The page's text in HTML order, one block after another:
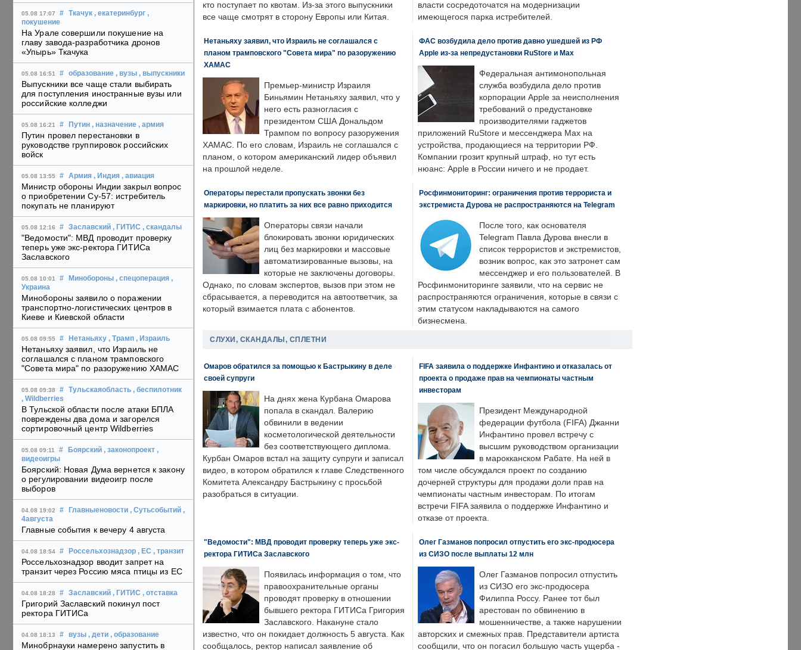
05.08 17:07 # Ткачук , екатеринбург ,
покушение
На Урале совершили покушение на
главу завода-разработчика дронов
«Упырь» Ткачука
05.08 16:51 # образование , вузы , выпускники
Выпускники все чаще стали выбирать
для поступления иностранные вузы или
российские колледжи
05.08 16:21 # Путин , назначение , армия
Путин провел перестановки в
руководстве группировок российских
войск
05.08 13:55 # Армия , Индия , авиация
Министр обороны Индии закрыл вопрос
о приобретении Су-57: истребитель
покупать не планируют
05.08 12:16 # Заславский , ГИТИС , скандалы
"Ведомости": МВД проводит проверку
теперь уже экс-ректора ГИТИСа
Заславского
05.08 10:01 # Минобороны , спецоперация ,
Украина
Минобороны заявило о поражении
транспортно-логистических центров в
Киеве и Киевской области
05.08 09:55 # Нетаньяху , Трамп , Израиль
Нетаньяху заявил, что Израиль не
соглашался с планом трамповского
"Совета мира" по разоружению ХАМАС
05.08 09:38 # Тульскаяобласть , беспилотник
, Wildberries
В Тульской области после атаки БПЛА
повреждены два дома и загорелся
сортировочный центр Wildberries
05.08 09:11 # Боярский , законопроект ,
видеоигры
Боярский: Новая Дума вернется к закону
о регулировании видеоигр после
выборов
04.08 19:02 # Главныеновости , Сутьсобытий ,
4августа
Главные события к вечеру 4 августа
04.08 18:54 # Россельхознадзор , ЕС , транзит
Россельхознадзор вводит запрет на
транзит через Россию мяса птицы из ЕС
04.08 18:28 # Заславский , ГИТИС , отставка
Григорий Заславский покинул пост
ректора ГИТИСа
04.08 18:13 # вузы , дети , образование
Минобрнауки намерено запустить в
кто поступает по квотам. Из-за этого выпускники
все чаще смотрят в сторону Европы или Китая.
власти сосредоточатся на модернизации
имеющегося парка истребителей.
Нетаньяху заявил, что Израиль не соглашался с
планом трамповского "Совета мира" по разоружению
ХАМАС
Премьер-министр Израиля
Биньямин Нетаньяху заявил, что у
него есть разногласия с
президентом США Дональдом
Трампом по вопросу разоружения
ХАМАС. По его словам, Израиль не соглашался с
планом, о котором американский лидер объявил
на прошлой неделе.
ФАС возбудила дело против давно ушедшей из РФ
Apple из-за непредустановки RuStore и Max
Федеральная антимонопольная
служба возбудила дело против
корпорации Apple за неисполнения
требований о предустановке
производителями гаджетов
приложений RuStore и мессенджера Max на
устройства, продающиеся на территории РФ.
Компании грозит крупный штраф, но тут есть
нюанс: Apple в России ничего и не продает.
Операторы перестали пропускать звонки без
маркировки, но платить за них все равно приходится
Операторы связи начали
блокировать звонки юридических
лиц без маркировки и массовые
автоматизированные вызовы, на
которые не заключены договоры.
Однако, по словам экспертов, вызов при этом не
сбрасывается, а переводится на автоответчик, за
который взимается плата с абонентов.
Росфинмониторинг: ограничения против террориста и
экстремиста Дурова не распространяются на Telegram
После того, как основателя
Telegram Павла Дурова внесли в
список террористов и экстремистов,
возник вопрос, как это затронет сам
мессенджер и его пользователей. В
Росфинмониторинге заявили, что на сервис не
распространяются ограничения, которые в связи с
этим статусом накладываются на самого
бизнесмена.
СЛУХИ, СКАНДАЛЫ, СПЛЕТНИ
Омаров обратился за помощью к Бастрыкину в деле
своей супруги
На днях жена Курбана Омарова
попала в скандал. Валерию
обвинили в ведении
косметологической деятельности
без соответствующего диплома.
Курбан Омаров встал на защиту супруги и записал
видео, в котором обратился к главе Следственного
Комитета Александру Бастрыкину с просьбой
разобраться в ситуации.
FIFA заявила о поддержке Инфантино и отказалась от
проекта о продаже прав на чемпионаты частным
инвесторам
Президент Международной
федерации футбола (FIFA) Джанни
Инфантино провел встречу с
высшим руководством организации
в марокканском Рабате. На ней в
том числе обсуждался проект по созданию
дочерней структуры для продажи доли прав на
чемпионаты частным инвесторам. По итогам
встречи FIFA заявила о поддержке Инфантино и
отказе от проекта.
"Ведомости": МВД проводит проверку теперь уже экс-
ректора ГИТИСа Заславского
Появилась информация о том, что
правоохранительные органы
проводят проверку в отношении
бывшего ректора ГИТИСа Григория
Заславского. Накануне стало
известно, что он покидает должность 5 августа. Как
сообщалось, ректор написал заявление об
Олег Газманов попросил отпустить его экс-продюсера
из СИЗО после выплаты 12 млн
Олег Газманов попросил отпустить
из СИЗО его экс-продюсера
Филиппа Россу. Ранее тот был
арестован по обвинению в
мошенничестве, а также нарушении
авторских и смежных прав. Представители артиста
сообщили, что он погасил большую часть ущерба -